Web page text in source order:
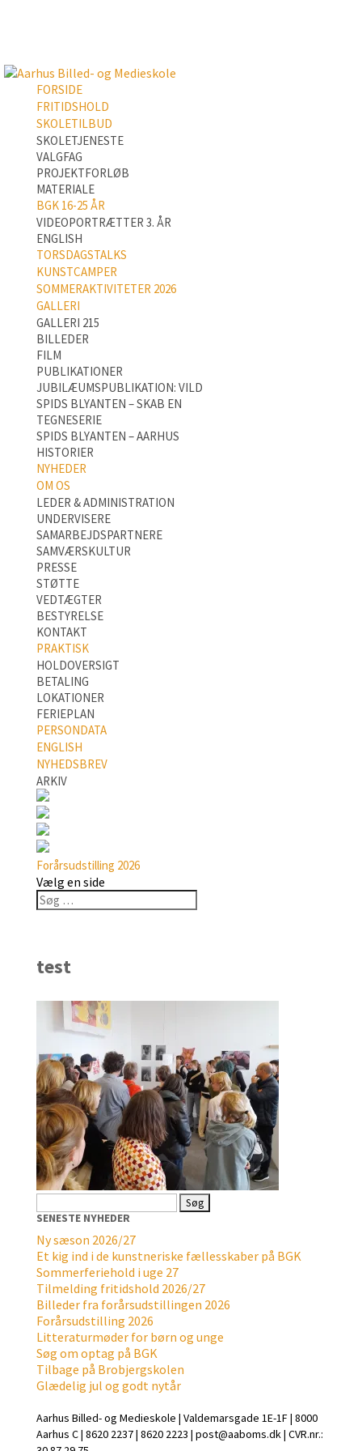
FORSIDE
FRITIDSHOLD
SKOLETILBUD
SKOLETJENESTE
VALGFAG
PROJEKTFORLØB
MATERIALE
BGK 16-25 ÅR
VIDEOPORTRÆTTER 3. ÅR
ENGLISH
TORSDAGSTALKS
KUNSTCAMPER
SOMMERAKTIVITETER 2026
GALLERI
GALLERI 215
BILLEDER
FILM
PUBLIKATIONER
JUBILÆUMSPUBLIKATION: VILD
SPIDS BLYANTEN – SKAB EN
TEGNESERIE
SPIDS BLYANTEN – AARHUS
HISTORIER
NYHEDER
OM OS
LEDER & ADMINISTRATION
UNDERVISERE
SAMARBEJDSPARTNERE
SAMVÆRSKULTUR
PRESSE
STØTTE
VEDTÆGTER
BESTYRELSE
KONTAKT
PRAKTISK
HOLDOVERSIGT
BETALING
LOKATIONER
FERIEPLAN
PERSONDATA
ENGLISH
NYHEDSBREV
ARKIV
Forårsudstilling 2026
Vælg en side
test
efter:
SENESTE NYHEDER
Ny sæson 2026/27
Et kig ind i de kunstneriske fællesskaber på BGK
Sommerferiehold i uge 27
Tilmelding fritidshold 2026/27
Billeder fra forårsudstillingen 2026
Forårsudstilling 2026
Litteraturmøder for børn og unge
Søg om optag på BGK
Tilbage på Brobjergskolen
Glædelig jul og godt nytår
Aarhus Billed- og Medieskole | Valdemarsgade 1E-1F | 8000
Aarhus C | 8620 2237 | 8620 2223 | post@aaboms.dk | CVR.nr.: